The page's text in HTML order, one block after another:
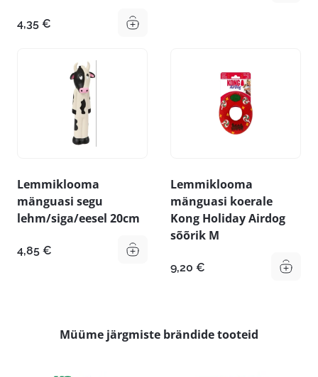
4,35 €
Lemmiklooma
mänguasi segu
lehm/siga/eesel 20cm
4,85 €
Lemmiklooma
mänguasi koerale
Kong Holiday Airdog
sõõrik M
9,20 €
Müüme järgmiste brändide tooteid